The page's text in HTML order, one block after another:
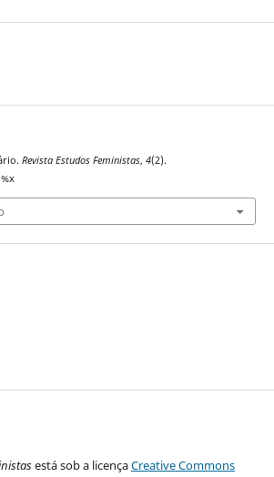
Revista Estudos Feministas, 4(2).
está sob a licençaCreative Commons